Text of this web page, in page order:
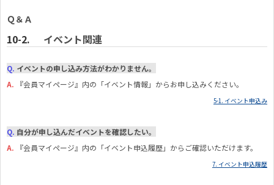
Ｑ＆Ａ
イベント関連
Q. イベントの申し込み方法がわかりません。
A. 『会員マイページ』内の「イベント情報」からお申し込みください。
5-1. イベント申込み
Q. 自分が申し込んだイベントを確認したい。
A. 『会員マイページ』内の「イベント申込履歴」からご確認いただけます。
7. イベント申込履歴